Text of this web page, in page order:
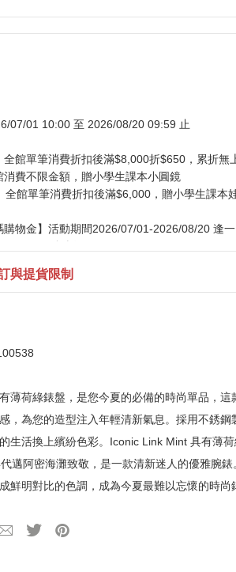
07/01 10:00 至 2026/08/20 09:59 止
全館單筆消費折扣後滿$8,000折$650，累折無
消費不限金額，贈小學生課本小圓鏡
全館單筆消費折扣後滿$6,000，贈小學生課本
購物金】活動期間2026/07/01-2026/08/20 逢
統顯示為準
明》
成立時間為準，贈品皆為數量有限，送完為止
統自動計算是否達到滿額優惠門檻，以系統計
同訂單相互累計
股份有限公司保留變更或終止之權利
與提貨限制
薄荷綠錶盤，是您今夏的必備的時尚單品，這
，為您的造型注入年輕清新氣息。採用不銹鋼
生活換上繽紛色彩。Iconic Link Mint 具有薄
邁阿密海灘致敬，是一款清新迷人的優雅腕
鮮明對比的色調，成為今夏最難以忘懷的時尚